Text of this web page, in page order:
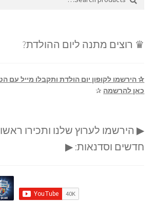
for:
♛ רוצים מתנה ליום ההולדת?
✰ הירשמו לקופון יום הולדת ותקבלו מייל עם
כאן להרשמה ✰
▶ הירשמו לערוץ שלנו ותכירו
חדשים וסדנאות: ▶